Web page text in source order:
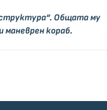
Общата му
кораб.